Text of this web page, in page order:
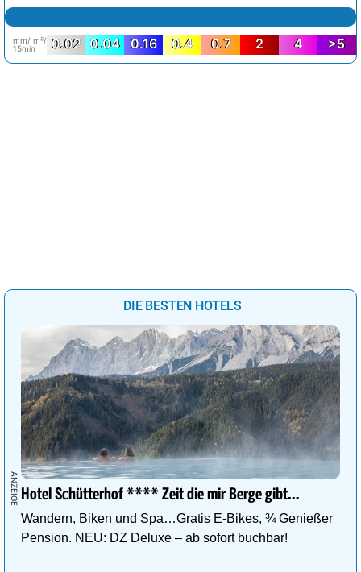
mm/ m²/
15min
0.02 0.04 0.16 0.4 0.7 2 4 >5
DIE BESTEN HOTELS
Hotel Schütterhof **** Zeit die mir Berge gibt…
Wandern, Biken und Spa…Gratis E-Bikes, ¾ Genießer
Pension. NEU: DZ Deluxe – ab sofort buchbar!